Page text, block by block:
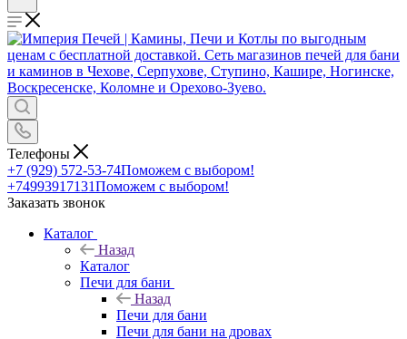
Телефоны
+7 (929) 572-53-74Поможем с выбором!
+74993917131Поможем с выбором!
Заказать звонок
Каталог
Назад
Каталог
Печи для бани
Назад
Печи для бани
Печи для бани на дровах